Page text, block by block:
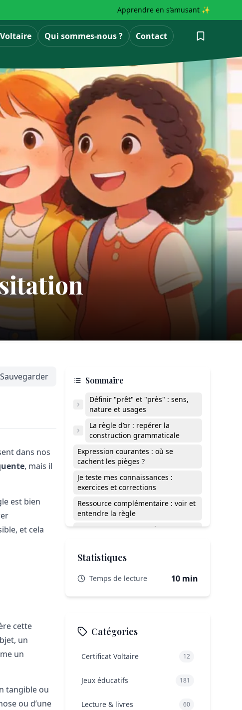
Apprendre en s’amusant ✨
Qui sommes-nous ? Contact
Sauvegarder
dans nos
, mais il
est bien
et cela
cette
un
un
tangible ou
ou d’une
Sommaire
Définir "prêt" et "près" : sens,
nature et usages
La règle d’or : repérer la
construction grammaticale
Expression courantes : où se
cachent les pièges ?
Je teste mes connaissances :
exercices et corrections
Ressource complémentaire : voir et
entendre la règle
Peut-on dire 'je suis prêt de toi' ?
'près' à l’oral ?
entre 'prêt' et 'près' ?
Distinguer « prêt » et « près » :
près » : les expressions figées à
Statistiques
Temps de lecture 10 min
Catégories
Certificat Voltaire 12
Jeux éducatifs 181
Lecture & livres 60